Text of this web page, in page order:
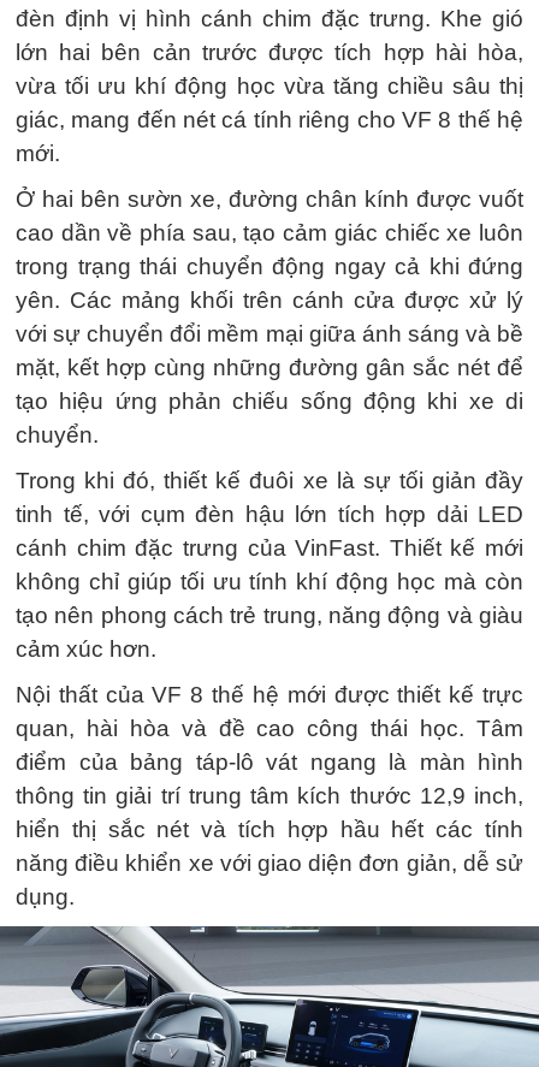
đèn định vị hình cánh chim đặc trưng. Khe gió
lớn hai bên cản trước được tích hợp hài hòa,
vừa tối ưu khí động học vừa tăng chiều sâu thị
giác, mang đến nét cá tính riêng cho VF 8 thế hệ
mới.
Ở hai bên sườn xe, đường chân kính được vuốt
cao dần về phía sau, tạo cảm giác chiếc xe luôn
trong trạng thái chuyển động ngay cả khi đứng
yên. Các mảng khối trên cánh cửa được xử lý
với sự chuyển đổi mềm mại giữa ánh sáng và bề
mặt, kết hợp cùng những đường gân sắc nét để
tạo hiệu ứng phản chiếu sống động khi xe di
chuyển.
Trong khi đó, thiết kế đuôi xe là sự tối giản đầy
tinh tế, với cụm đèn hậu lớn tích hợp dải LED
cánh chim đặc trưng của VinFast. Thiết kế mới
không chỉ giúp tối ưu tính khí động học mà còn
tạo nên phong cách trẻ trung, năng động và giàu
cảm xúc hơn.
Nội thất của VF 8 thế hệ mới được thiết kế trực
quan, hài hòa và đề cao công thái học. Tâm
điểm của bảng táp-lô vát ngang là màn hình
thông tin giải trí trung tâm kích thước 12,9 inch,
hiển thị sắc nét và tích hợp hầu hết các tính
năng điều khiển xe với giao diện đơn giản, dễ sử
dụng.